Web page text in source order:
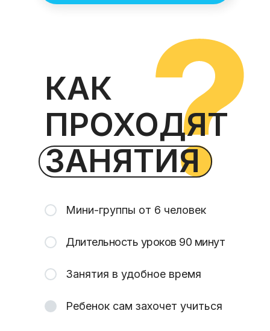
КАК
ПРОХОДЯТ
ЗАНЯТИЯ
Мини-группы от 6 человек
Длительность уроков 90 минут
Занятия в удобное время
Ребенок сам захочет учиться